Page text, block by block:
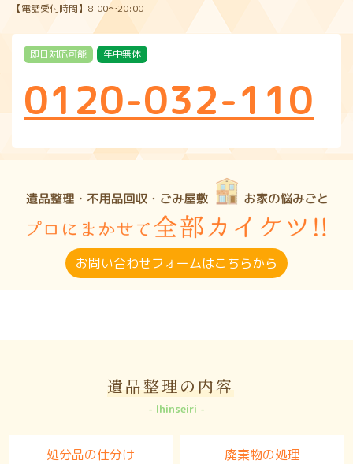
【電話受付時間】8:00〜20:00
即日対応可能 年中無休
0120-032-110
お問い合わせフォームはこちらから
遺品整理の内容
Ihinseiri
処分品の仕分け 廃棄物の処理